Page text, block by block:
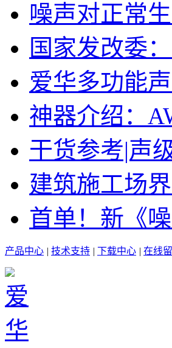
噪声对正常
国家发改委
爱华多功能
神器介绍：
干货参考|声
建筑施工场
首单！新《
产品中心 技术支持 下载中心 在线